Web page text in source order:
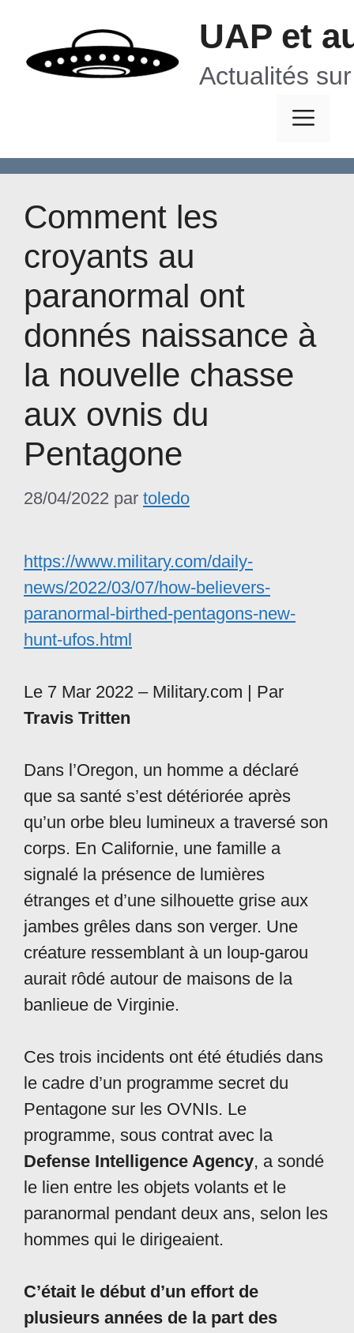
contenu
UAP et
Actualités
Comment les
croyants au
paranormal ont
donnés naissance à
la nouvelle chasse
aux ovnis du
Pentagone
28/04/2022 par toledo
https://www.military.com/daily-
news/2022/03/07/how-believers-
paranormal-birthed-pentagons-new-
hunt-ufos.html
Le 7 Mar 2022 – Military.com | Par
Travis Tritten
Dans l’Oregon, un homme a déclaré
que sa santé s’est détériorée après
qu’un orbe bleu lumineux a traversé son
corps. En Californie, une famille a
signalé la présence de lumières
étranges et d’une silhouette grise aux
jambes grêles dans son verger. Une
créature ressemblant à un loup-garou
aurait rôdé autour de maisons de la
banlieue de Virginie.
Ces trois incidents ont été étudiés dans
le cadre d’un programme secret du
Pentagone sur les OVNIs. Le
programme, sous contrat avec la
Defense Intelligence Agency, a sondé
le lien entre les objets volants et le
paranormal pendant deux ans, selon les
hommes qui le dirigeaient.
C’était le début d’un effort de
plusieurs années de la part des